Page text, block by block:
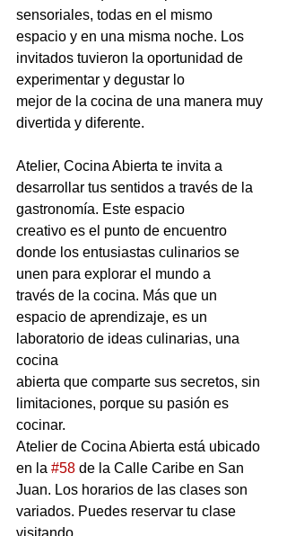
sensoriales, todas en el mismo
espacio y en una misma noche. Los
invitados tuvieron la oportunidad de
experimentar y degustar lo
mejor de la cocina de una manera muy
divertida y diferente.
Atelier, Cocina Abierta te invita a
desarrollar tus sentidos a través de la
gastronomía. Este espacio
creativo es el punto de encuentro
donde los entusiastas culinarios se
unen para explorar el mundo a
través de la cocina. Más que un
espacio de aprendizaje, es un
laboratorio de ideas culinarias, una
cocina
abierta que comparte sus secretos, sin
limitaciones, porque su pasión es
cocinar.
Atelier de Cocina Abierta está ubicado
en la #58 de la Calle Caribe en San
Juan. Los horarios de las clases son
variados. Puedes reservar tu clase
visitando